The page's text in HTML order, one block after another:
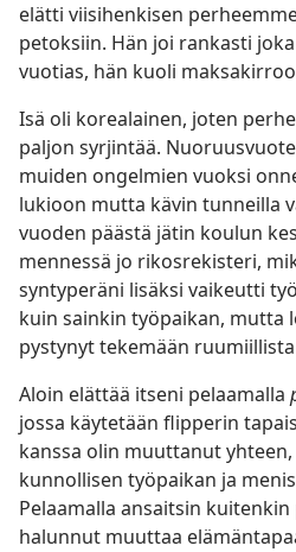
elätti viisihenkisen
petoksiin. Hän joi rankasti
vuotias, hän kuoli
Isä oli korealainen, joten
paljon syrjintää.
muiden ongelmien vuoksi
lukioon mutta kävin tunneilla
vuoden päästä jätin koulun
mennessä jo rikosrekisteri,
syntyperäni lisäksi vaikeutti
kuin sainkin työpaikan, mutta
pystynyt tekemään
Aloin elättää itseni pelaamalla
jossa käytetään flipperin
kanssa olin muuttanut
kunnollisen työpaikan ja
Pelaamalla ansaitsin
halunnut muuttaa